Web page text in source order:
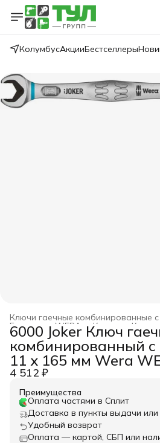
КолумбусАкцииБестселлеры
Ключи гаечные комбинированные
Ключи
Ключи
WERA ›
Главная ›
6000 Joker Ключ
комбинированный с
11 x 165 мм Wera
4 512 ₽
Преимущества
Оплата частями в Сплит
Доставка в пункты выдачи
Удобный возврат
Оплата — картой, СБП или